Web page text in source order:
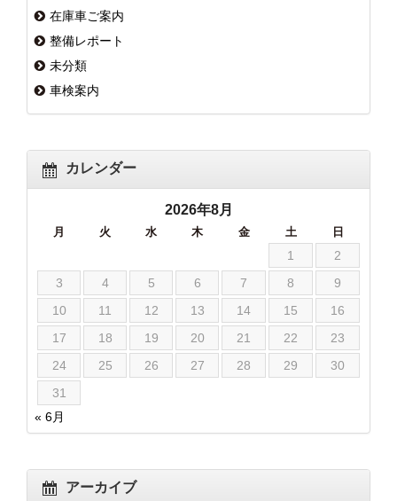
在庫車ご案内
整備レポート
未分類
車検案内
カレンダー
2026年8月
月 火 水 木 金 土 日
1
2
3
4 5 6 7 8
9
10
11 12 13 14 15
16
17
18 19 20 21 22
23
24
25 26 27 28 29
30
31
« 6月
アーカイブ